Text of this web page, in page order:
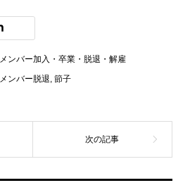
メンバー加入・卒業・脱退・解雇
メンバー脱退, 節子